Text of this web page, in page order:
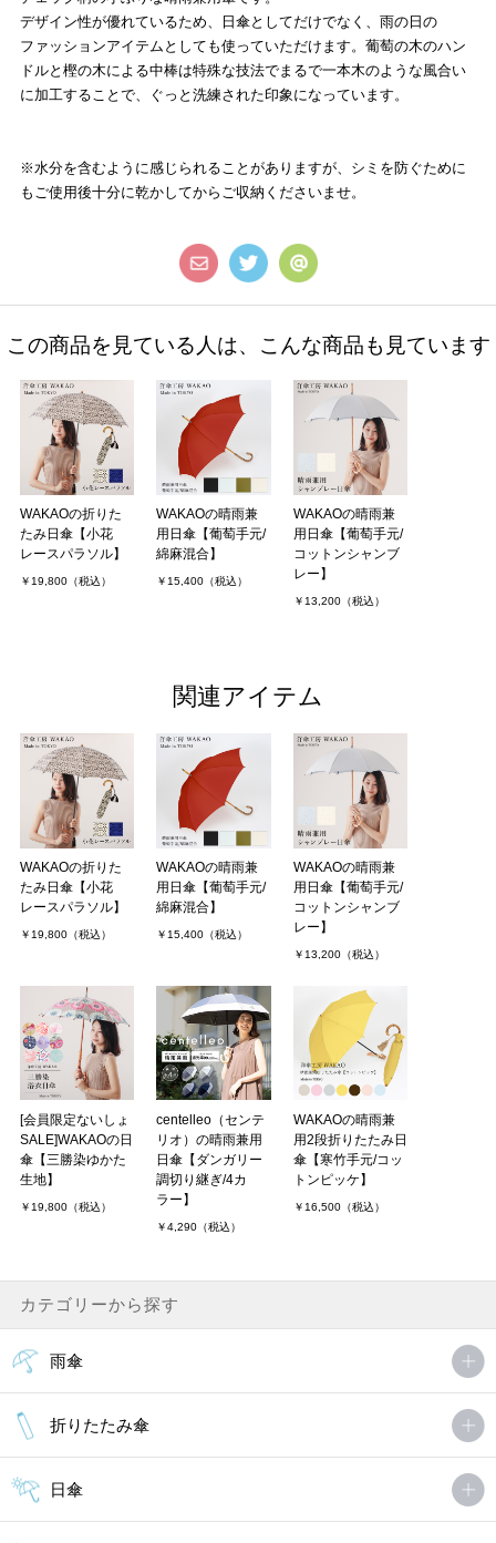
デザイン性が優れているため、日傘としてだけでなく、雨の日の
ファッションアイテムとしても使っていただけます。葡萄の木のハン
ドルと樫の木による中棒は特殊な技法でまるで一本木のような風合い
に加工することで、ぐっと洗練された印象になっています。
※水分を含むように感じられることがありますが、シミを防ぐために
もご使用後十分に乾かしてからご収納くださいませ。
この商品を見ている人は、こんな商品も見ています
WAKAOの折りた
たみ日傘【小花
レースパラソル】
￥19,800（税込）
WAKAOの晴雨兼
用日傘【葡萄手元/
綿麻混合】
￥15,400（税込）
WAKAOの晴雨兼
用日傘【葡萄手元/
コットンシャンブ
レー】
￥13,200（税込）
関連アイテム
WAKAOの折りた
たみ日傘【小花
レースパラソル】
￥19,800（税込）
WAKAOの晴雨兼
用日傘【葡萄手元/
綿麻混合】
￥15,400（税込）
WAKAOの晴雨兼
用日傘【葡萄手元/
コットンシャンブ
レー】
￥13,200（税込）
[会員限定ないしょ
SALE]WAKAOの日
傘【三勝染ゆかた
生地】
￥19,800（税込）
centelleo（センテ
リオ）の晴雨兼用
日傘【ダンガリー
調切り継ぎ/4カ
ラー】
￥4,290（税込）
WAKAOの晴雨兼
用2段折りたたみ日
傘【寒竹手元/コッ
トンピッケ】
￥16,500（税込）
カテゴリーから探す
雨傘
折りたたみ傘
日傘